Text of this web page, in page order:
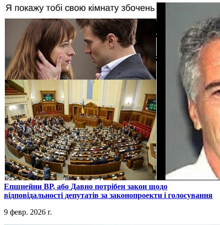
​Епшнейни ВР, або Давно потрібен закон щодо
відповідальності депутатів за законопроекти і голосування
9 февр. 2026 г.